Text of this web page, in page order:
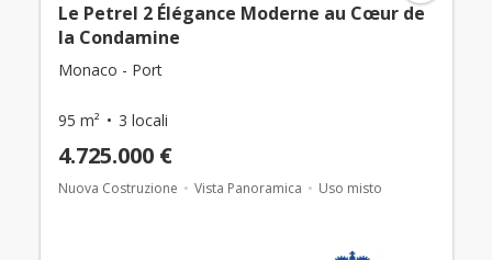
Le Petrel 2 Élégance Moderne au Cœur de
la Condamine
Monaco - Port
95 m² 3 locali
4.725.000 €
Nuova Costruzione Vista Panoramica Uso misto